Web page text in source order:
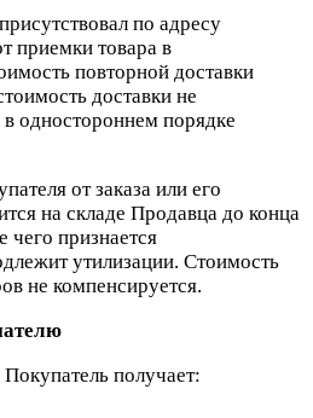
по адресу
приемки товара в
повторной доставки
доставки не
одностороннем порядке
от заказа или его
на складе Продавца до конца
чего признается
утилизации. Стоимость
не компенсируется.
получает: